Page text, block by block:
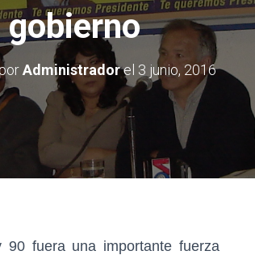
gobierno
Administradorel 3 junio, 2016
fuera una importante fuerza